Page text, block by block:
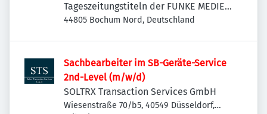
Tageszeitungstiteln der FUNKE MEDIEN
NRW
44805 Bochum Nord, Deutschland
Sachbearbeiter im SB-Geräte-Service
2nd-Level (m/w/d)
SOLTRX Transaction Services GmbH
Wiesenstraße 70/b5, 40549 Düsseldorf,